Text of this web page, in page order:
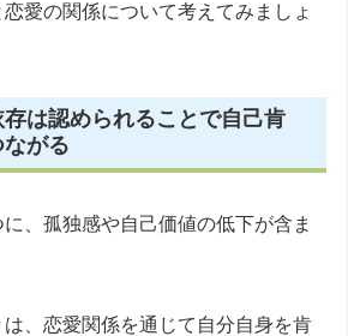
愛の関係について考えてみましょ
は認められることで自己肯
がる
、孤独感や自己価値の低下が含ま
、恋愛関係を通じて自分自身を肯